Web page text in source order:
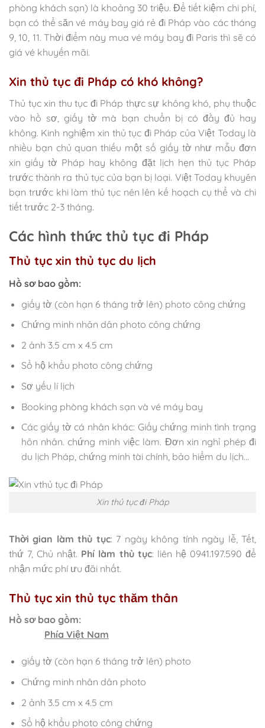
phòng khách sạn) là khoảng 30 triệu. Để tiết kiệm chi phí,
bạn có thể săn vé máy bay giá rẻ đi Pháp vào các tháng
9, 10, 11. Thời điểm này mua vé máy bay đi Paris thì sẽ có
giá vé khuyến mãi.
Xin thủ tục đi Pháp có khó không?
Thủ tục xin thu tục đi Pháp thực sự không khó, phụ thuộc
vào hồ sơ, giấy tờ mà bạn chuẩn bị có đầy đủ hay
không. Kinh nghiệm xin thủ tục đi Pháp của Việt Today là
nhiều bạn chủ quan thiếu một số giấy tờ như mẫu đơn
xin giấy tờ Pháp hay không đặt lịch hẹn thủ tục Pháp
trước thành ra thủ tục của bạn bị loại. Việt Today khuyên
bạn trước khi làm thủ tục nên lên kế hoạch cụ thể và chi
tiết trước 2-3 tháng.
Các hình thức thủ tục đi Pháp
Thủ tục xin thủ tục du lịch
Hồ sơ bao gồm:
giấy tờ (còn hạn 6 tháng trở lên) photo công chứng
Chứng minh nhân dân photo công chứng
2 ảnh 3.5 cm x 4.5 cm
Sổ hộ khẩu photo công chứng
Sơ yếu lí lịch
Booking phòng khách sạn và vé máy bay
Các giấy tờ cá nhân khác: Giấy chứng minh tình trạng
hôn nhân. chứng minh việc làm. Đơn xin nghỉ phép đi
du lịch Pháp, chứng minh tài chính, bảo hiểm du lịch…
Xin thủ tục đi Pháp
Thời gian làm thủ tục: 7 ngày không tính ngày lễ, Tết,
thứ 7, Chủ nhật. Phí làm thủ tục: liên hệ 0941.197.590 để
nhận mức phí ưu đãi nhất.
Thủ tục xin thủ tục thăm thân
Hồ sơ bao gồm:
Phía Việt Nam
giấy tờ (còn hạn 6 tháng trở lên) photo
Chứng minh nhân dân photo
2 ảnh 3.5 cm x 4.5 cm
Sổ hộ khẩu photo công chứng